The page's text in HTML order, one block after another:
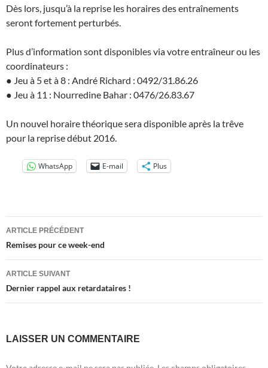
Dès lors, jusqu’à la reprise les horaires des entraînements
seront fortement perturbés.
Plus d’information sont disponibles via votre entraîneur ou les
coordinateurs :
● Jeu à 5 et à 8 : André Richard : 0492/31.86.26
● Jeu à 11 : Nourredine Bahar : 0476/26.83.67
Un nouvel horaire théorique sera disponible après la trêve
pour la reprise début 2016.
WhatsApp E-mail Plus
Navigation
des
articles
ARTICLE PRÉCÉDENT
Remises pour ce week-end
ARTICLE SUIVANT
Dernier rappel aux retardataires !
LAISSER UN COMMENTAIRE